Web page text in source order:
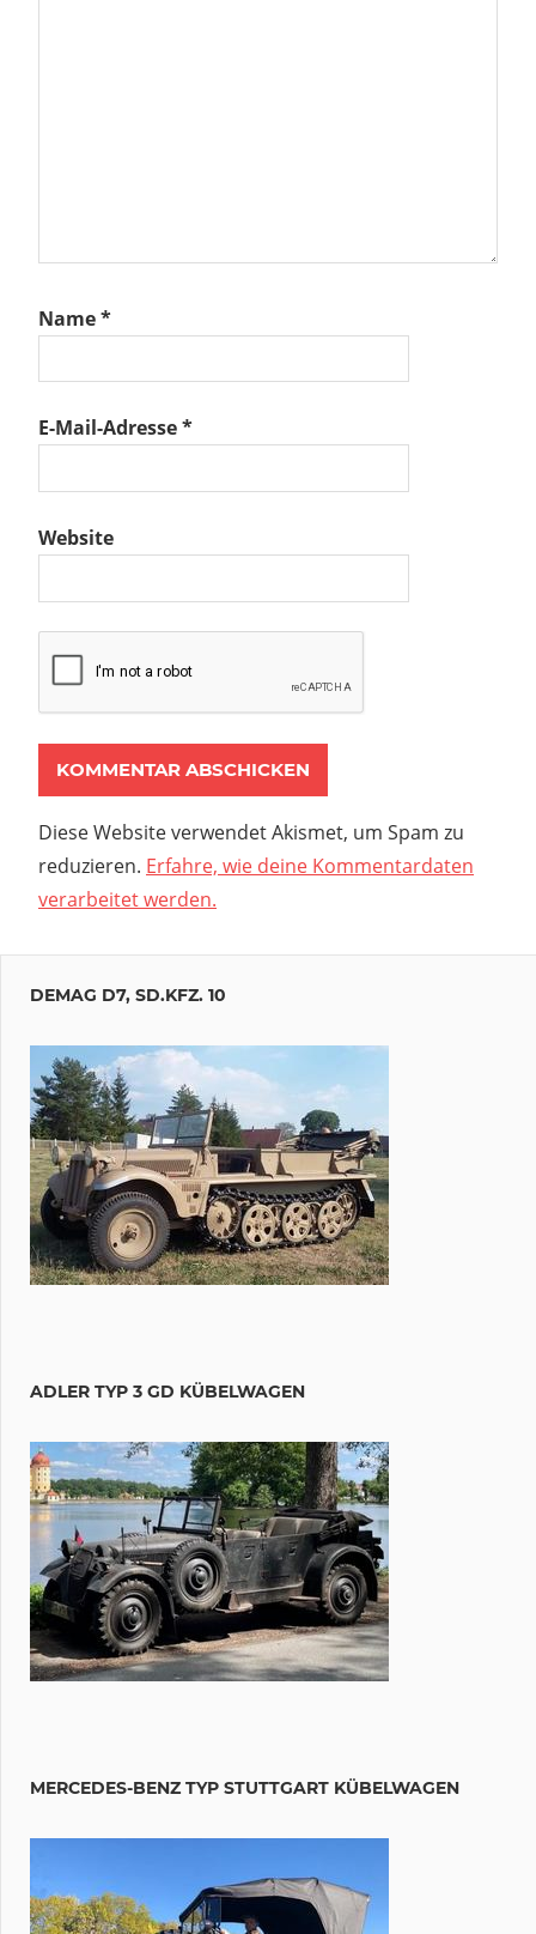
Name*
E-Mail-Adresse*
Website
Diese Website verwendet Akismet, um Spam zu
reduzieren. Erfahre, wie deine Kommentardaten
verarbeitet werden.
DEMAG D7, SD.KFZ. 10
ADLER TYP 3 GD KÜBELWAGEN
MERCEDES-BENZ TYP STUTTGART KÜBELWAGEN